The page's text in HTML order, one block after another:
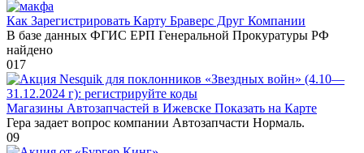
Как Зарегистрировать Карту Браверс Друг Компании
В базе данных ФГИС ЕРП Генеральной Прокуратуры РФ
найдено
017
Магазины Автозапчастей в Ижевске Показать на Карте
Гера задает вопрос компании Автозапчасти Нормаль.
09